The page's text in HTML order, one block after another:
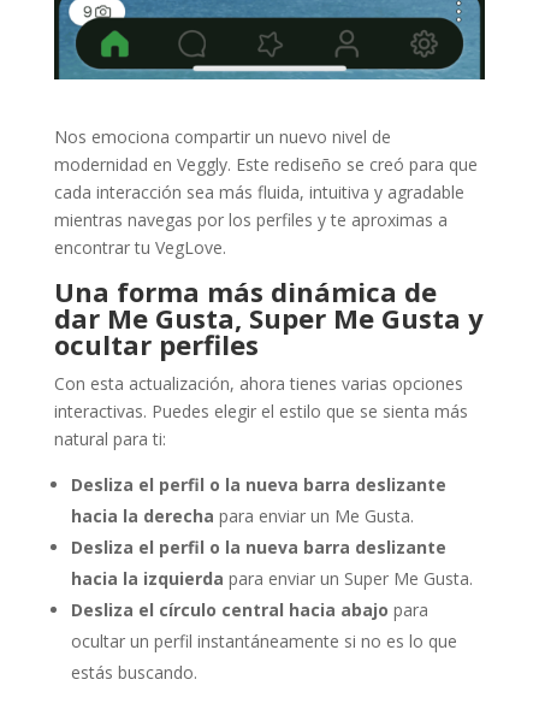
Nos emociona compartir un nuevo nivel de
modernidad en Veggly. Este rediseño se creó para que
cada interacción sea más fluida, intuitiva y agradable
mientras navegas por los perfiles y te aproximas a
encontrar tu VegLove.
Una forma más dinámica de
dar Me Gusta, Super Me Gusta y
ocultar perfiles
Con esta actualización, ahora tienes varias opciones
interactivas. Puedes elegir el estilo que se sienta más
natural para ti:
Desliza el perfil o la nueva barra deslizante
hacia la derecha para enviar un Me Gusta.
Desliza el perfil o la nueva barra deslizante
hacia la izquierda para enviar un Super Me Gusta.
Desliza el círculo central hacia abajo para
ocultar un perfil instantáneamente si no es lo que
estás buscando.